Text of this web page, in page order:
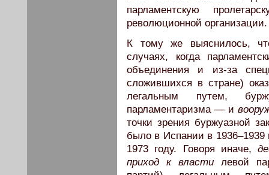
парламентскую
революционной организации.
К тому же выяснилось,
случаях, когда
объединения и из-за
сложившихся в стране)
легальным путем,
парламентаризма — и
точки зрения буржуазной
было в Испании в 1936–1939
1973 году. Говоря иначе,
приход к власти левой